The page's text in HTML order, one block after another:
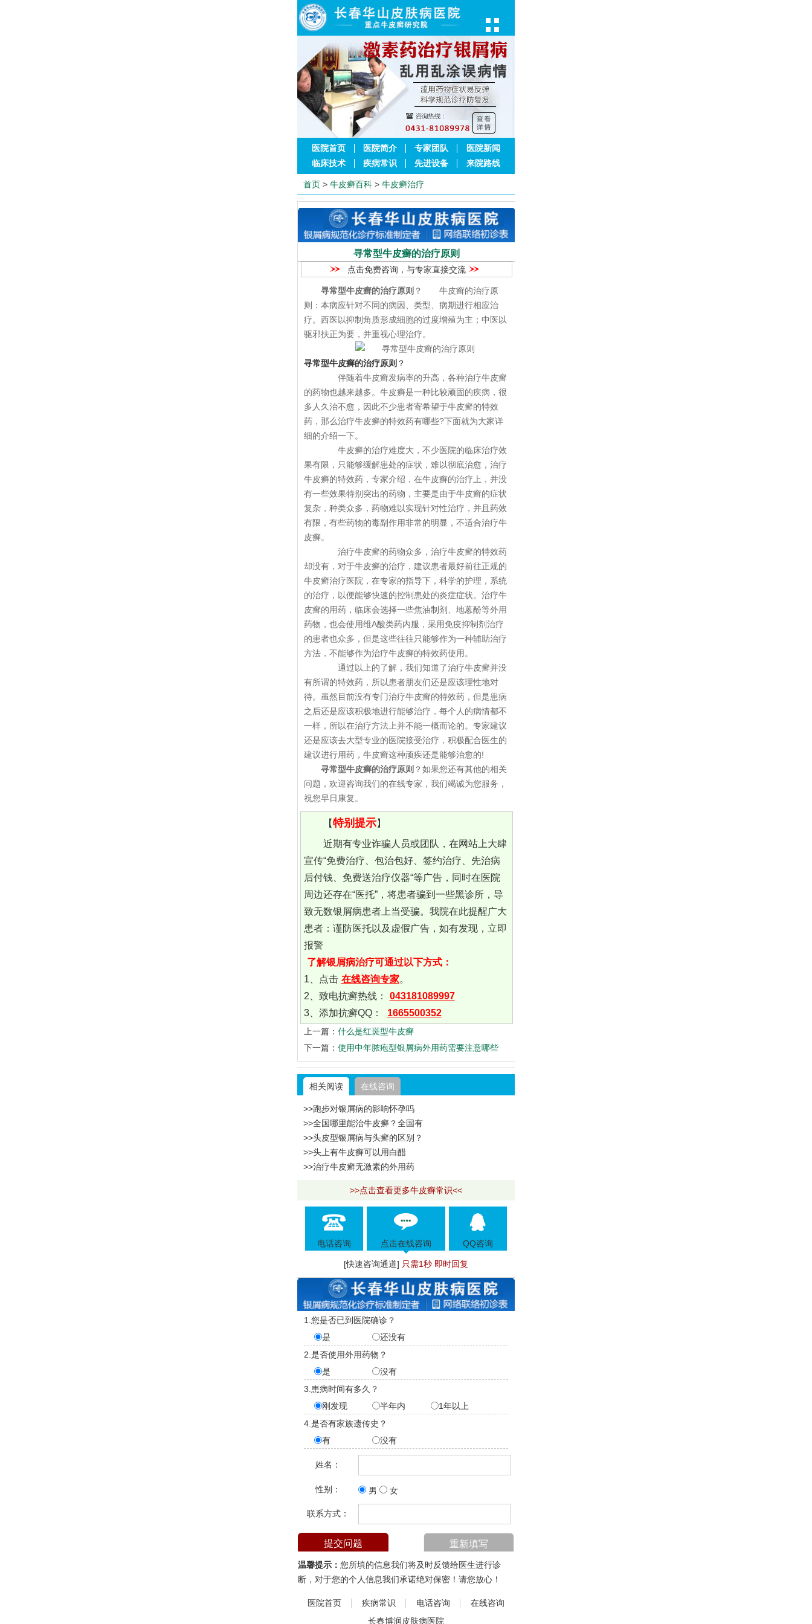
医院首页 医院简介 专家团队
医院新闻
临床技术
疾病常识 先进设备 来院路线
首页 > 牛皮癣百科 > 牛皮癣治疗
寻常型牛皮癣的治疗原则
点击免费咨询，与专家直接交流
寻常型牛皮癣的治疗原则 ？ 牛皮癣的治疗原
则：本病应针对不同的病因、类型、病期进行相应治
疗。西医以抑制角质形成细胞的过度增殖为主；中医以
驱邪扶正为要，并重视心理治疗。
寻常型牛皮癣的治疗原则 ？
伴随着牛皮癣发病率的升高，各种治疗牛皮癣
的药物也越来越多。牛皮癣是一种比较顽固的疾病，很
多人久治不愈，因此不少患者寄希望于牛皮癣的特效
药，那么治疗牛皮癣的特效药有哪些?下面就为大家详
细的介绍一下。
牛皮癣的治疗难度大，不少医院的临床治疗效
果有限，只能够缓解患处的症状，难以彻底治愈，治疗
牛皮癣的特效药，专家介绍，在牛皮癣的治疗上，并没
有一些效果特别突出的药物，主要是由于牛皮癣的症状
复杂，种类众多，药物难以实现针对性治疗，并且药效
有限，有些药物的毒副作用非常的明显，不适合治疗牛
皮癣。
治疗牛皮癣的药物众多，治疗牛皮癣的特效药
却没有，对于牛皮癣的治疗，建议患者最好前往正规的
牛皮癣治疗医院，在专家的指导下，科学的护理，系统
的治疗，以便能够快速的控制患处的炎症症状。治疗牛
皮癣的用药，临床会选择一些焦油制剂、地蒽酚等外用
药物，也会使用维A酸类药内服，采用免疫抑制剂治疗
的患者也众多，但是这些往往只能够作为一种辅助治疗
方法，不能够作为治疗牛皮癣的特效药使用。
通过以上的了解，我们知道了治疗牛皮癣并没
有所谓的特效药，所以患者朋友们还是应该理性地对
待。虽然目前没有专门治疗牛皮癣的特效药，但是患病
之后还是应该积极地进行能够治疗，每个人的病情都不
一样，所以在治疗方法上并不能一概而论的。专家建议
还是应该去大型专业的医院接受治疗，积极配合医生的
建议进行用药，牛皮癣这种顽疾还是能够治愈的!
寻常型牛皮癣的治疗原则 ？如果您还有其他的相关
问题，欢迎咨询我们的在线专家，我们竭诚为您服务，
祝您早日康复。
【特别提示】
近期有专业诈骗人员或团队，在网站上大肆
宣传“免费治疗、包治包好、签约治疗、先治病
后付钱、免费送治疗仪器“等广告，同时在医院
周边还存在“医托”，将患者骗到一些黑诊所，导
致无数银屑病患者上当受骗。我院在此提醒广大
患者：谨防医托以及虚假广告，如有发现，立即
报警
了解银屑病治疗可通过以下方式：
1、点击 在线咨询专家。
2、致电抗癣热线：
043181089997
3、添加抗癣QQ：
1665500352
上一篇： 什么是红斑型牛皮癣
下一篇： 使用中年脓疱型银屑病外用药需要注意哪些
相关阅读 在线咨询
>>跑步对银屑病的影响怀孕吗
>>全国哪里能治牛皮癣？全国有
>>头皮型银屑病与头癣的区别？
>>头上有牛皮癣可以用白醋
>>治疗牛皮癣无激素的外用药
>>点击查看更多牛皮癣常识<<
电话咨询 点击在线咨询 QQ咨询
[快速咨询通道] 只需1秒 即时回复
1.您是否已到医院确诊？
是
还没有
2.是否使用外用药物？
是
没有
3.患病时间有多久？
刚发现
半年内
1年以上
4.是否有家族遗传史？
有
没有
姓名：
性别： 男 女
联系方式：
温馨提示： 您所填的信息我们将及时反馈给医生进行诊
断，对于您的个人信息我们承诺绝对保密！请您放心！
医院首页 疾病常识 电话咨询
在线咨询
长春博润皮肤病医院